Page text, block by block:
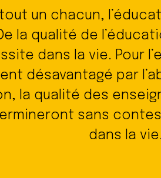
un chacun,
la qualité de
dans la vie. Pour
désavantagé par
la qualité des
sans
dans la vie.